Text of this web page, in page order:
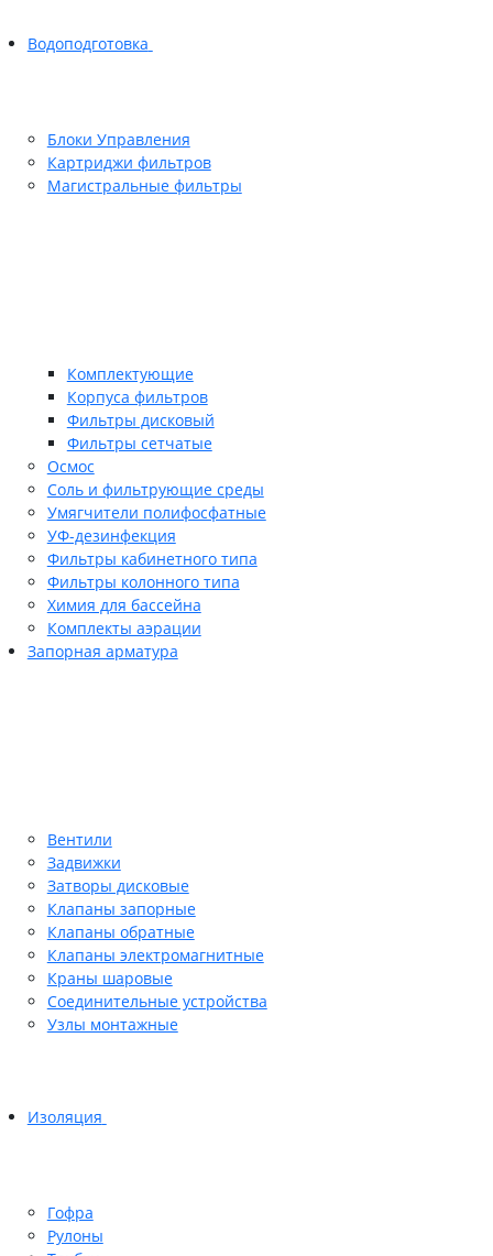
Водоподготовка
Блоки Управления
Картриджи фильтров
Магистральные фильтры
Комплектующие
Корпуса фильтров
Фильтры дисковый
Фильтры сетчатые
Осмос
Соль и фильтрующие среды
Умягчители полифосфатные
УФ-дезинфекция
Фильтры кабинетного типа
Фильтры колонного типа
Химия для бассейна
Комплекты аэрации
Запорная арматура
Вентили
Задвижки
Затворы дисковые
Клапаны запорные
Клапаны обратные
Клапаны электромагнитные
Краны шаровые
Соединительные устройства
Узлы монтажные
Изоляция
Гофра
Рулоны